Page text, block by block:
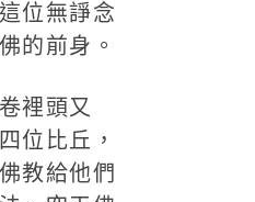
位無諍念
的前身。
裡頭又
位比丘，
教給他們